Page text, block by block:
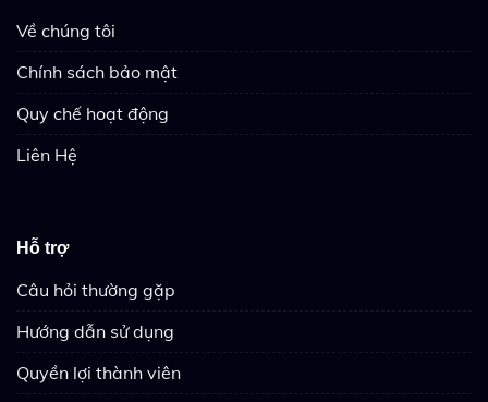
Về chúng tôi
Chính sách bảo mật
Quy chế hoạt động
Liên Hệ
Hỗ trợ
Câu hỏi thường gặp
Hướng dẫn sử dụng
Quyền lợi thành viên